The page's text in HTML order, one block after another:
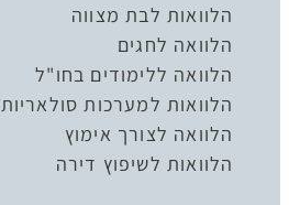
הלוואות לבת מצווה
הלוואה לחגים
הלוואה ללימודים בחו"ל
הלוואות למערכות סולאריות
הלוואה לצורך אימוץ
הלוואות לשיפוץ דירה